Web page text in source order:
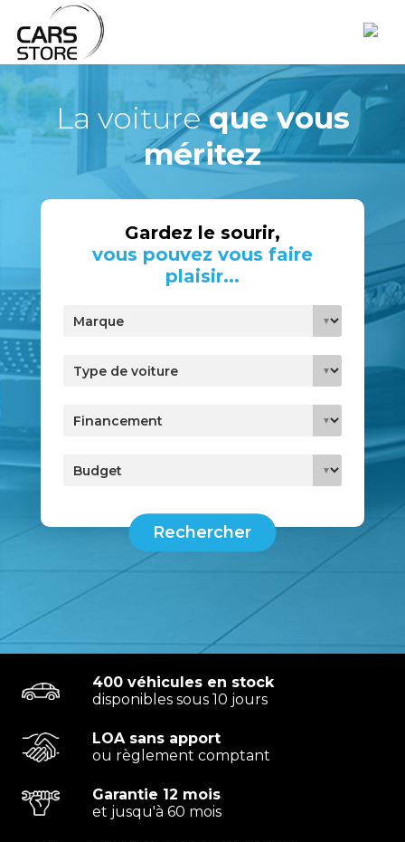
La voitureque vous
méritez
Gardez le sourir,
vous pouvez vous faire
plaisir...
Rechercher
400 véhicules en stock
disponibles sous 10 jours
LOA sans apport
ou règlement comptant
Garantie 12 mois
et jusqu'à 60 mois